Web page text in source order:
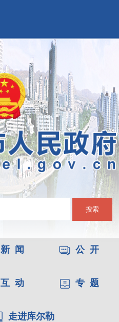
搜索
新 闻 公 开
互 动 专 题
走进库尔勒